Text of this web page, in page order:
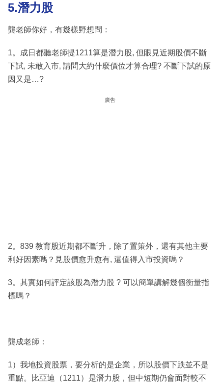
5.潛力股
龔老師你好，有幾樣野想問：
1。成日都聽老師提1211算是潛力股, 但眼見近期股價不斷
下試, 未敢入市, 請問大約什麼價位才算合理? 不斷下試的原
因又是…?
廣告
2。839 教育股近期都不斷升，除了置策外，還有其他主要
利好因素嗎？見股價愈升愈有, 還值得入市投資嗎？
3。其實如何評定該股為潛力股 ? 可以簡單講解幾個衡量指
標嗎？
龔成老師：
1）我地投資股票，要分析的是企業，所以股價下跌並不是
重點。比亞迪（1211）是潛力股，但中短期仍會面對較不